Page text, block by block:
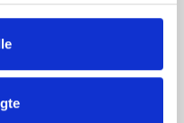
forekomme. Se mere